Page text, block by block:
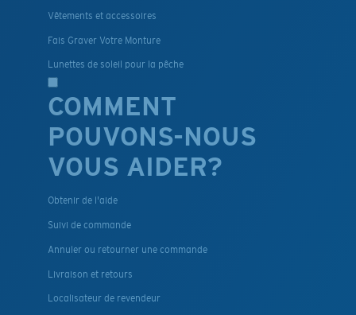
Vêtements et accessoires
Fais Graver Votre Monture
Lunettes de soleil pour la pêche
COMMENT
POUVONS-NOUS
VOUS AIDER?
Obtenir de l'aide
Suivi de commande
Annuler ou retourner une commande
Livraison et retours
Localisateur de revendeur